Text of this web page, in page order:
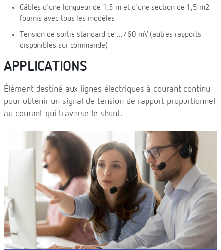
Câbles d'une longueur de 1,5 m et d'une section de 1,5 m2
fournis avec tous les modèles
Tension de sortie standard de .../60 mV (autres rapports
disponibles sur commande)
APPLICATIONS
Élément destiné aux lignes électriques à courant continu
pour obtenir un signal de tension de rapport proportionnel
au courant qui traverse le shunt.